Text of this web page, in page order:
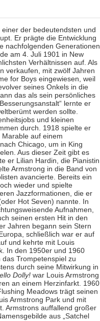
einer der bedeutendsten und
Er prägte die Entwicklung
nachfolgenden Generationen
am 4. Juli 1901 in New
Verhältnissen auf. Als
verkaufen, mit zwölf Jahren
for Boys eingewiesen, weil
seines Onkels in die
das als sein persönliches
lernte er
werden sollte.
und kleinen
durch. 1918 spielte er
auf einem
Chicago, um in King
Aus dieser Zeit gibt es
er Lilian Hardin, die Pianistin
Armstrong in die Band von
avancierte. Bereits ein
wieder und spielte
Jazzformationen, die er
Hot Seven) nannte. In
Aufnahmen,
seinen ersten Hit in den
Jahren begann sein Stern
schließlich war er auf
und kehrte mit Louis
In den 1950er und 1960
Trompetenspiel zu
durch seine Mitwirkung in
Dolly! war Louis Armstrong
an einem Herzinfarkt. 1960
Meadows trägt seinen
Armstrong Park und mit
Armstrons auffallend großer
aus „Satchel